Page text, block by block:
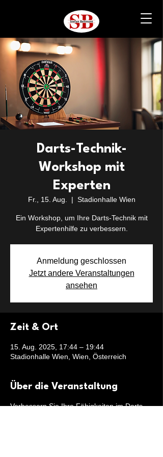
Darts-Technik-
Workshop mit
Experten
Fr., 15. Aug.
  |
Stadionhalle Wien
Ein Workshop, um Ihre Darts-Technik mit
Expertenhilfe zu verbessern.
Anmeldung geschlossen
Jetzt andere Veranstaltungen
ansehen
Zeit & Ort
15. Aug. 2025, 17:44 – 19:44
Stadionhalle Wien, Wien, Österreich
Über die Veranstaltung
Verbessern Sie Ihre Fähigkeiten im Darts.